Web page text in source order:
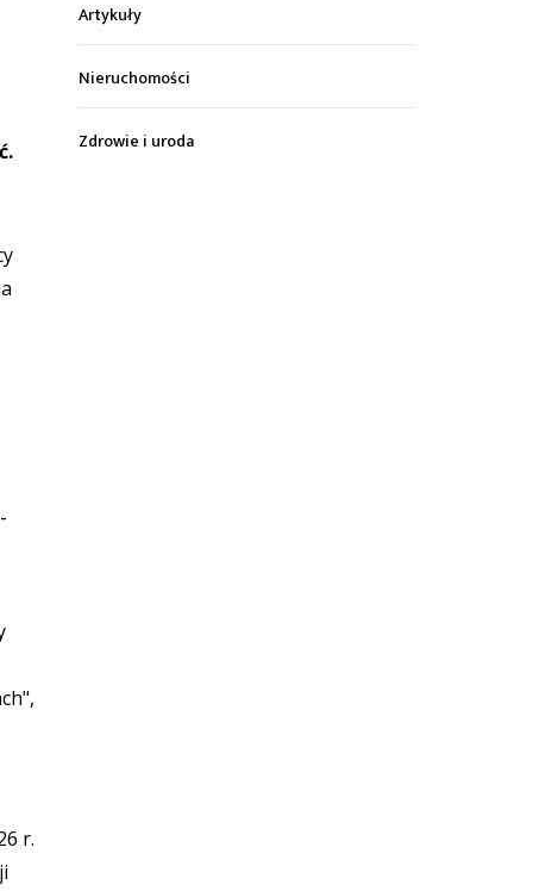
-
r.
Artykuły
Nieruchomości
Zdrowie i uroda